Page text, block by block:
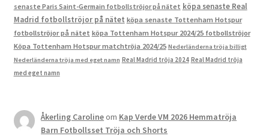
senaste Paris Saint-Germain fotbollströjor på nätet köpa senaste Real
Madrid fotbollströjor på nätet köpa senaste Tottenham Hotspur
fotbollströjor på nätet köpa Tottenham Hotspur 2024/25 fotbollströjor
Köpa Tottenham Hotspur matchtröja 2024/25 Nederländerna tröja billigt
Nederländerna tröja med eget namn Real Madrid tröja 2024 Real Madrid tröja
med eget namn
Åkerling Carolineom Kap Verde VM 2026 Hemmatröja
Barn Fotbollsset Tröja och Shorts